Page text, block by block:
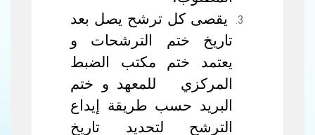
يقصى كل ترشح يصل بعد
تاريخ ختم الترشحات و
يعتمد ختم مكتب الضبط
المركزي للمعهد و ختم
البريد حسب طريقة إيداع
الترشح لتحديد تاريخ